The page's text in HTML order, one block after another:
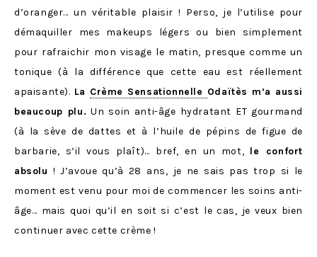
d’oranger… un véritable plaisir ! Perso, je l’utilise pour
démaquiller mes makeups légers ou bien simplement
pour rafraichir mon visage le matin, presque comme un
tonique (à la différence que cette eau est réellement
apaisante). La Crème Sensationnelle Odaïtès m’a aussi
beaucoup plu. Un soin anti-âge hydratant ET gourmand
(à la sève de dattes et à l’huile de pépins de figue de
barbarie, s’il vous plaît)… bref, en un mot, le confort
absolu ! J’avoue qu’à 28 ans, je ne sais pas trop si le
moment est venu pour moi de commencer les soins anti-
âge… mais quoi qu’il en soit si c’est le cas, je veux bien
continuer avec cette crème !